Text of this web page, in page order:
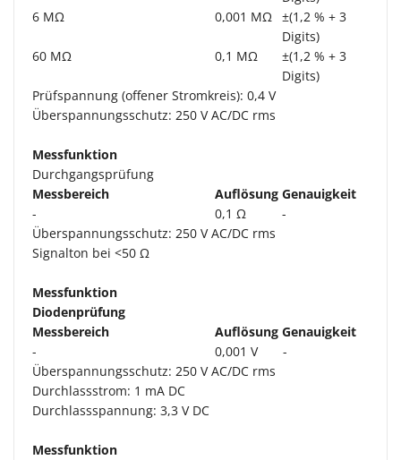
6 MΩ
0,001 MΩ ±(1,2 % + 3
Digits)
60 MΩ
0,1 MΩ
±(1,2 % + 3
Digits)
Prüfspannung (offener Stromkreis): 0,4 V
Überspannungsschutz: 250 V AC/DC rms
Messfunktion
Durchgangsprüfung
Messbereich
Auflösung Genauigkeit
-
0,1 Ω
-
Überspannungsschutz: 250 V AC/DC rms
Signalton bei <50 Ω
Messfunktion
Diodenprüfung
Messbereich
Auflösung Genauigkeit
-
0,001 V
-
Überspannungsschutz: 250 V AC/DC rms
Durchlassstrom: 1 mA DC
Durchlassspannung: 3,3 V DC
Messfunktion